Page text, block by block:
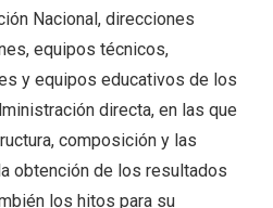
Nacional, direcciones
equipos técnicos,
y equipos educativos de los
directa, en las que
composición y las
obtención de los resultados
los hitos para su